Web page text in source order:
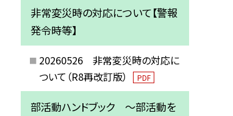
非常変災時の対応について【警報
発令時等】
20260526 非常変災時の対応に
ついて（R8再改訂版）
PDF
部活動ハンドブック ～部活動を